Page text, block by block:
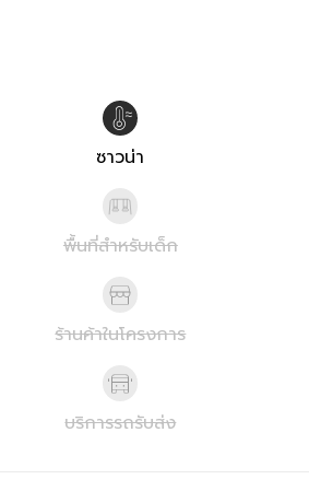
ซาวน่า
พื้นที่สำหรับเด็ก
ร้านค้าในโครงการ
บริการรถรับส่ง